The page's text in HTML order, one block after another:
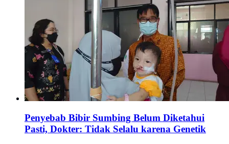
Penyebab Bibir Sumbing Belum Diketahui
Pasti, Dokter: Tidak Selalu karena Genetik